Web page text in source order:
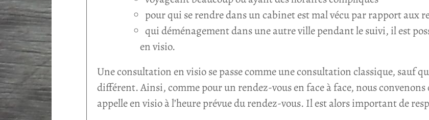
pour qui se rendre dans un cabinet est mal vécu par rapport aux
qui déménagement dans une autre ville pendant le suivi, il est
en visio.
Une consultation en visio se passe comme une consultation classique, sauf
différent. Ainsi, comme pour un rendez-vous en face à face, nous convenons
appelle en visio à l’heure prévue du rendez-vous. Il est alors important de